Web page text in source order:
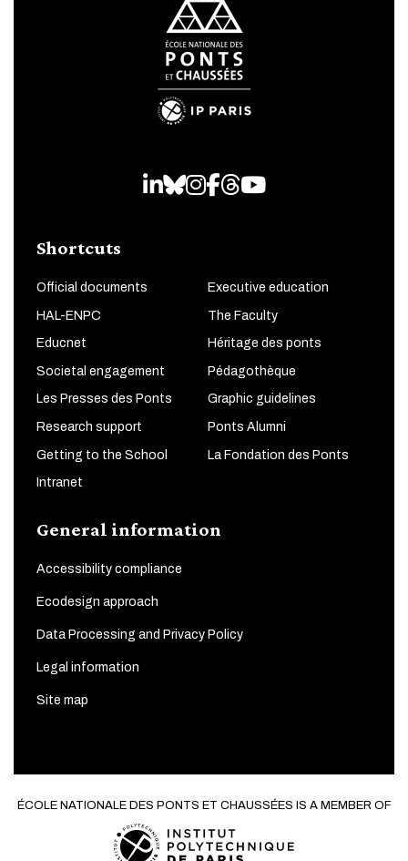
LinkedIn
Bluesky
Instagram
Facebook
Threads
Youtube
Shortcuts
Official documents Executive education
HAL-ENPC The Faculty
Educnet Héritage des ponts
Societal engagement Pédagothèque
Les Presses des Ponts Graphic guidelines
Research support Ponts Alumni
Getting to the School La Fondation des Ponts
Intranet
General information
Accessibility compliance
Ecodesign approach
Data Processing and Privacy Policy
Legal information
Site map
ÉCOLE NATIONALE DES PONTS ET CHAUSSÉES IS A MEMBER OF